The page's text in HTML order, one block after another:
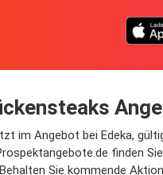
im Angebot bei Edeka,
finden
Sie kommende